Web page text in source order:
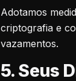
Adotamos
criptografia e
vazamentos.
5. Seus